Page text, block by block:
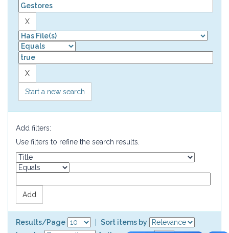
Start a new search
Add filters:
Use filters to refine the search results.
Results/Page
Sort items by